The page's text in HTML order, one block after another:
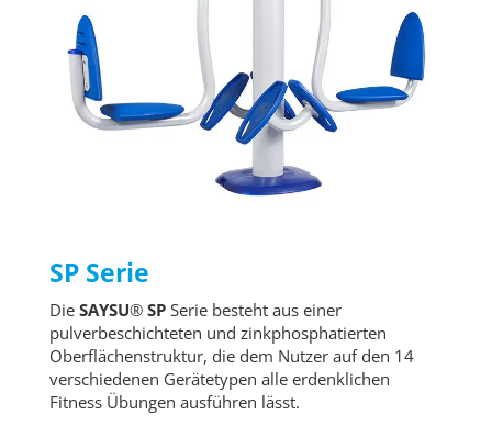
SP Serie
Die SAYSU® SPSerie besteht aus einer
pulverbeschichteten und zinkphosphatierten
Oberflächenstruktur, die dem Nutzer auf den 14
verschiedenen Gerätetypen alle erdenklichen
Fitness Übungen ausführen lässt.